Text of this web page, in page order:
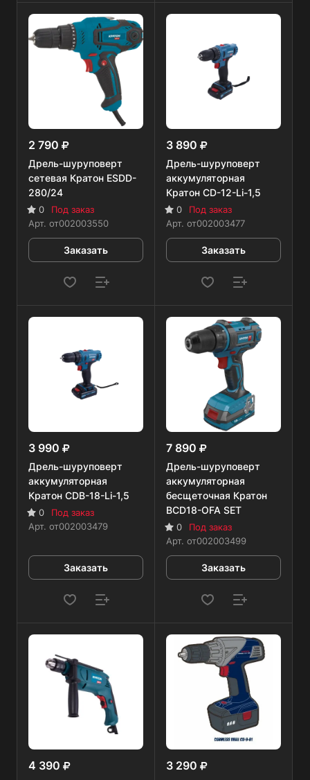
2 790
Дрель-шуруповерт
сетевая Кратон ESDD-
280/24
0
Под заказ
Арт. от002003550
Заказать
3 890
Дрель-шуруповерт
аккумуляторная
Кратон CD-12-Li-1,5
0
Под заказ
Арт. от002003477
Заказать
3 990
Дрель-шуруповерт
аккумуляторная
Кратон CDB-18-Li-1,5
0
Под заказ
Арт. от002003479
Заказать
7 890
Дрель-шуруповерт
аккумуляторная
бесщеточная Кратон
BCD18-OFA SET
0
Под заказ
Арт. от002003499
Заказать
4 390 3 290